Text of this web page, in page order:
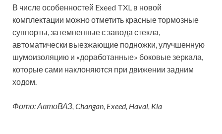
В числе особенностей Exeed TXL в новой
комплектации можно отметить красные тормозные
суппорты, затемненные с завода стекла,
автоматически выезжающие подножки, улучшенную
шумоизоляцию и «доработанные» боковые зеркала,
которые сами наклоняются при движении задним
ходом.
Фото: АвтоВАЗ, Changan, Exeed, Haval, Kia